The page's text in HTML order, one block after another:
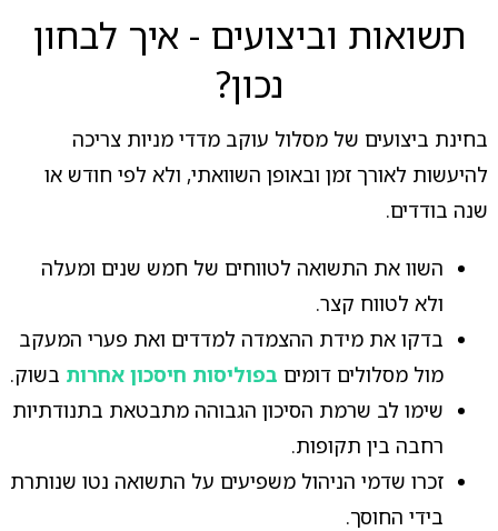
תשואות וביצועים - איך לבחון
נכון?
בחינת ביצועים של מסלול עוקב מדדי מניות צריכה
להיעשות לאורך זמן ובאופן השוואתי, ולא לפי חודש או
שנה בודדים.
השוו את התשואה לטווחים של חמש שנים ומעלה
ולא לטווח קצר.
בדקו את מידת ההצמדה למדדים ואת פערי המעקב
מול מסלולים דומים בפוליסות חיסכון אחרות בשוק.
שימו לב שרמת הסיכון הגבוהה מתבטאת בתנודתיות
רחבה בין תקופות.
זכרו שדמי הניהול משפיעים על התשואה נטו שנותרת
בידי החוסך.